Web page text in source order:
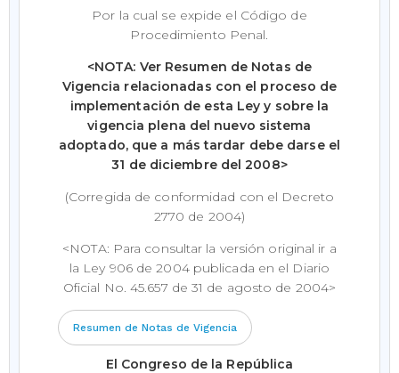
Por la cual se expide el Código de
Procedimiento Penal.
<NOTA: Ver Resumen de Notas de
Vigencia relacionadas con el proceso de
implementación de esta Ley y sobre la
vigencia plena del nuevo sistema
adoptado, que a más tardar debe darse el
31 de diciembre del 2008>
(Corregida de conformidad con el Decreto
2770 de 2004)
<NOTA: Para consultar la versión original ir a
la Ley 906 de 2004 publicada en el Diario
Oficial No. 45.657 de 31 de agosto de 2004>
Resumen de Notas de Vigencia
El Congreso de la República